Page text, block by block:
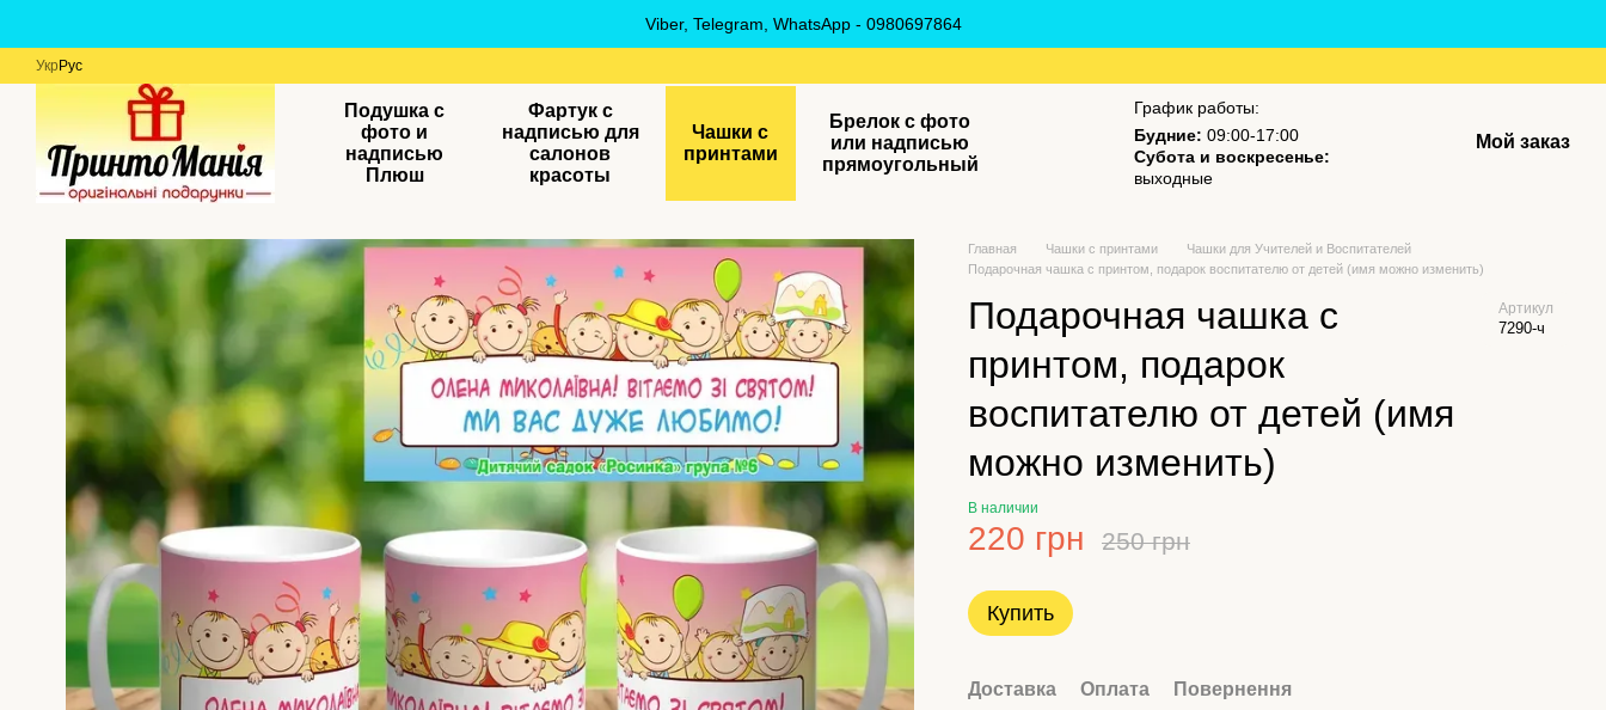
Viber, Telegram, WhatsApp - 0980697864
Укр Рус
Подушка с
фото и
надписью
Плюш
Фартук с
надписью для
салонов
красоты
Чашки с
принтами
Брелок с фото
или надписью
прямоугольный
График работы:
Будние: 09:00-17:00
Субота и воскресенье:
выходные
Мой заказ
Главная Чашки с принтами
Чашки для Учителей и Воспитателей
Подарочная чашка с принтом, подарок воспитателю от детей (имя можно изменить)
Подарочная чашка с
принтом, подарок
воспитателю от детей (имя
можно изменить)
Артикул
7290-ч
В наличии
220 грн 250 грн
Купить
Доставка Оплата Повернення